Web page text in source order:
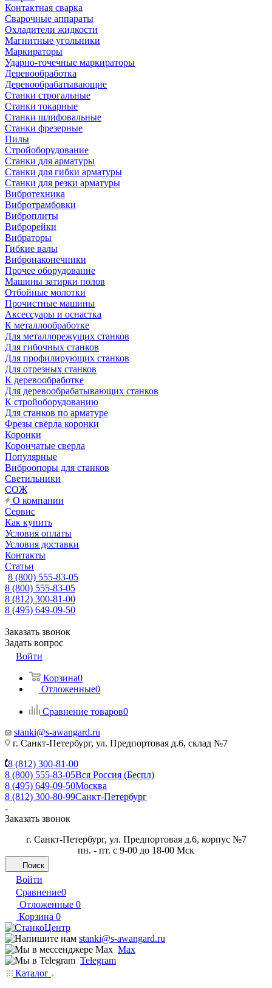
Контактная сварка
Сварочные аппараты
Охладители жидкости
Магнитные угольники
Маркираторы
Ударно-точечные маркираторы
Деревообработка
Деревообрабатывающие
Станки строгальные
Станки токарные
Станки шлифовальные
Станки фрезерные
Пилы
Стройоборудование
Станки для арматуры
Станки для гибки арматуры
Станки для резки арматуры
Вибротехника
Вибротрамбовки
Виброплиты
Виброрейки
Вибраторы
Гибкие валы
Вибронаконечники
Прочее оборудование
Машины затирки полов
Отбойные молотки
Прочистные машины
Аксeccyapы и оснастка
К металлообработке
Для металлорежущих станков
Для гибочных станков
Для профилирующих станков
Для отрезных станков
К деревообработке
Для деревообрабатывающих станков
К стройоборудованию
Для станков по арматуре
Фрезы свёрла коронки
Коронки
Корончатые сверла
Популярные
Виброопоры для станков
Светильники
СОЖ
О компании
Сервис
Как купить
Условия оплаты
Условия доставки
Контакты
Статьи
8 (800) 555-83-05
8 (800) 555-83-05
8 (812) 300-81-00
8 (495) 649-09-50
Заказать звонок
Задать вопрос
Войти
Корзина0
Отложенные0
Сравнение товаров0
stanki@s-awangard.ru
г. Санкт-Петербург, ул. Предпортовая д.6, склад №7
8 (812) 300-81-00
8 (800) 555-83-05Вся Россия (Беспл)
8 (495) 649-09-50Москва
8 (812) 300-80-99Санкт-Петербург
Заказать звонок
г. Санкт-Петербург, ул. Предпортовая д.6, корпус №7
пн. - пт. с 9-00 до 18-00 Мск
Поиск
Войти
Сравнение0
Отложенные 0
Корзина 0
stanki@s-awangard.ru
Max
Telegram
Каталог